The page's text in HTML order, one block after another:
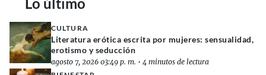
CULTURA
Literatura erótica escrita por mujeres: sensualidad,
erotismo y seducción
agosto 7, 2026 03:49 p. m. • 4 minutos de lectura